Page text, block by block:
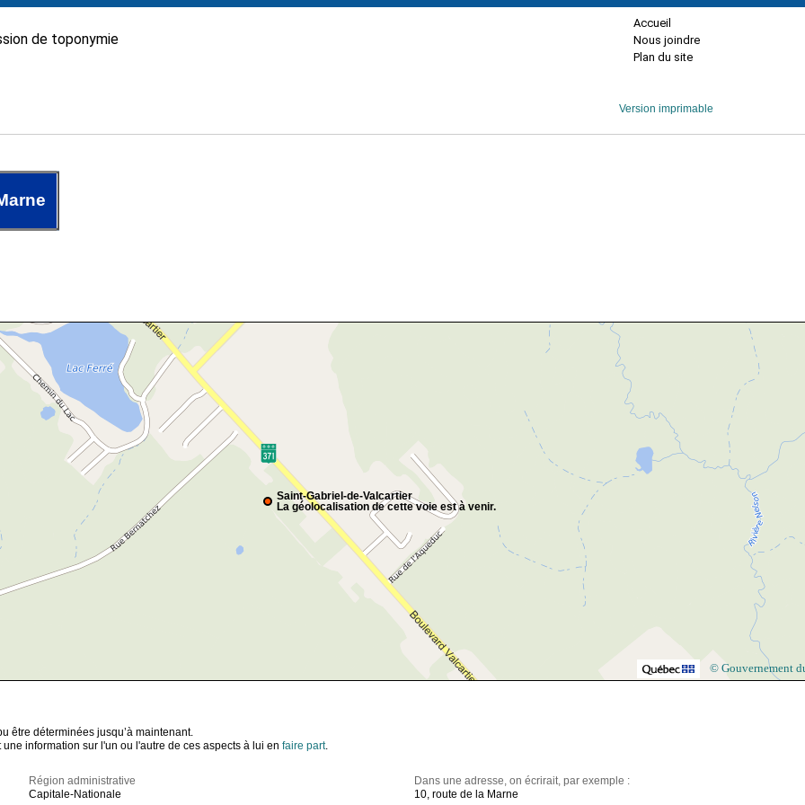
de toponymie
Accueil
Nous joindre
Plan du site
Version imprimable
Saint-Gabriel-de-Valcartier
La géolocalisation de cette voie est à venir.
© Gouvernement
être déterminées jusqu’à maintenant.
information sur l'un ou l'autre de ces aspects à lui en faire part.
Région administrative
Capitale-Nationale
Dans une adresse, on écrirait, par exemple :
10, route de la Marne